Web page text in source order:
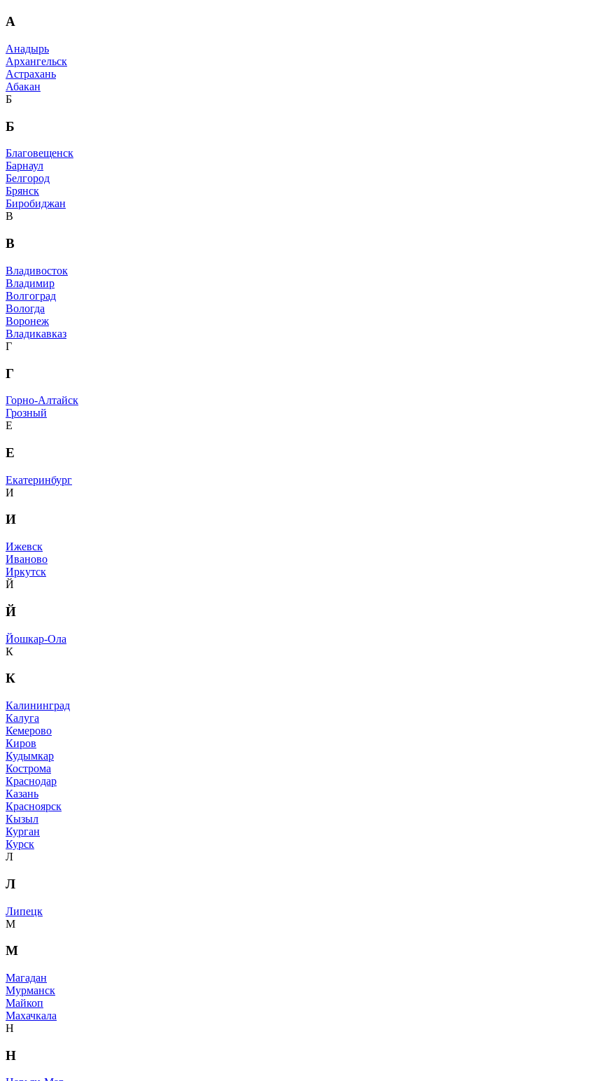
А
Анадырь
Архангельск
Астрахань
Абакан
Б
Б
Благовещенск
Барнаул
Белгород
Брянск
Биробиджан
В
В
Владивосток
Владимир
Волгоград
Вологда
Воронеж
Владикавказ
Г
Г
Горно-Алтайск
Грозный
Е
Е
Екатеринбург
И
И
Ижевск
Иваново
Иркутск
Й
Й
Йошкар-Ола
К
К
Калининград
Калуга
Кемерово
Киров
Кудымкар
Кострома
Краснодар
Казань
Красноярск
Кызыл
Курган
Курск
Л
Л
Липецк
М
М
Магадан
Мурманск
Майкоп
Махачкала
Н
Н